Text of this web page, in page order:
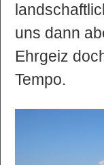
uns dann
Ehrgeiz
Tempo.